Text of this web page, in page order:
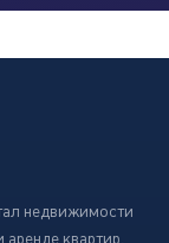
недвижимости
квартир,